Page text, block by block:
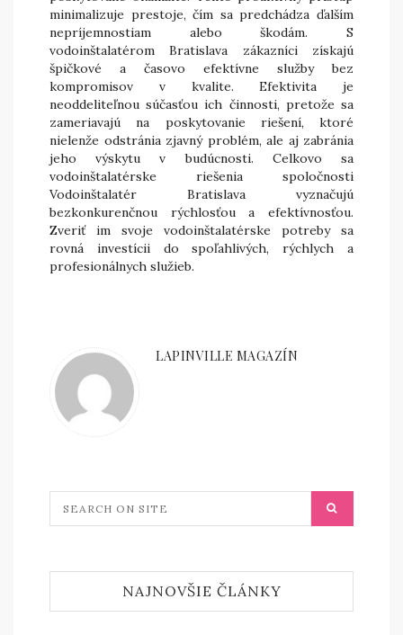
minimalizuje prestoje, čím sa predchádza ďalším
nepríjemnostiam alebo škodám. S
vodoinštalatérom Bratislava zákazníci získajú
špičkové a časovo efektívne služby bez
kompromisov v kvalite. Efektivita je
neoddeliteľnou súčasťou ich činnosti, pretože sa
zameriavajú na poskytovanie riešení, ktoré
nielenže odstránia zjavný problém, ale aj zabránia
jeho výskytu v budúcnosti. Celkovo sa
vodoinštalatérske riešenia spoločnosti
Vodoinštalatér Bratislava vyznačujú
bezkonkurenčnou rýchlosťou a efektívnosťou.
Zveriť im svoje vodoinštalatérske potreby sa
rovná investícii do spoľahlivých, rýchlych a
profesionálnych služieb.
LAPINVILLE MAGAZÍN
NAJNOVŠIE ČLÁNKY